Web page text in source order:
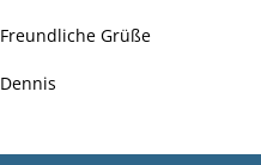
Freundliche Grüße
Dennis